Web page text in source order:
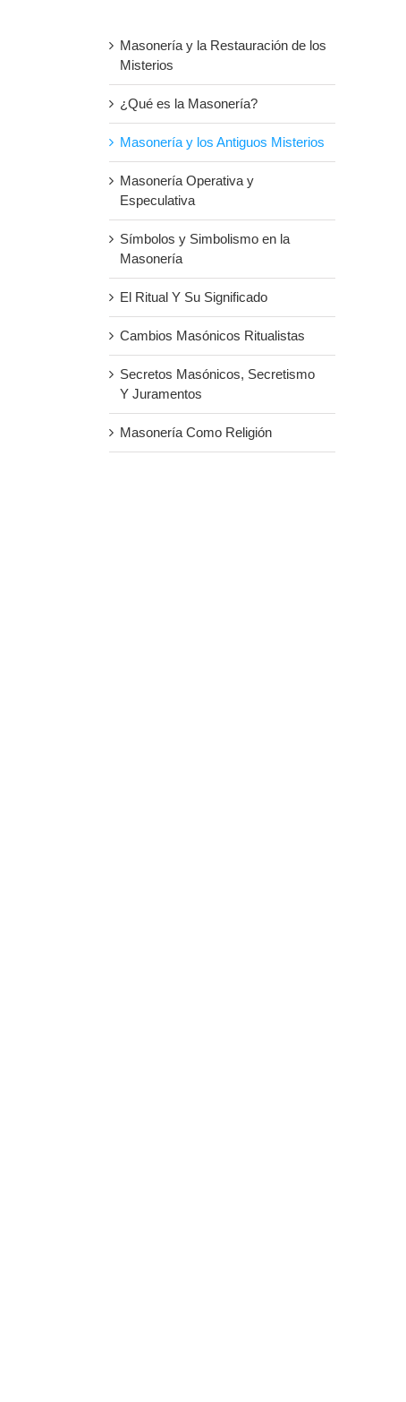
Masonería y la Restauración de los
Misterios
¿Qué es la Masonería?
Masonería y los Antiguos Misterios
Masonería Operativa y
Especulativa
Símbolos y Simbolismo en la
Masonería
El Ritual Y Su Significado
Cambios Masónicos Ritualistas
Secretos Masónicos, Secretismo
Y Juramentos
Masonería Como Religión